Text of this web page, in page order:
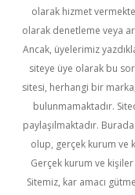
olarak hizmet
olarak denetleme veya
Ancak, üyelerimiz
siteye üye olarak bu
sitesi, herhangi bir
bulunmamaktadır.
paylaşılmaktadır.
olup, gerçek kurum ve
Gerçek kurum ve
Sitemiz, kar amacı